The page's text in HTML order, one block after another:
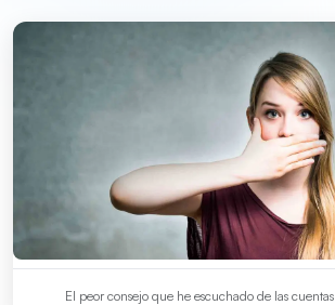
El peor consejo que he escuchado de las